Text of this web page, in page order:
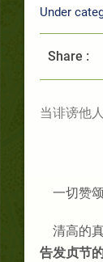
Under
Share :
当诽谤他
一切赞
清高的
告发贞节